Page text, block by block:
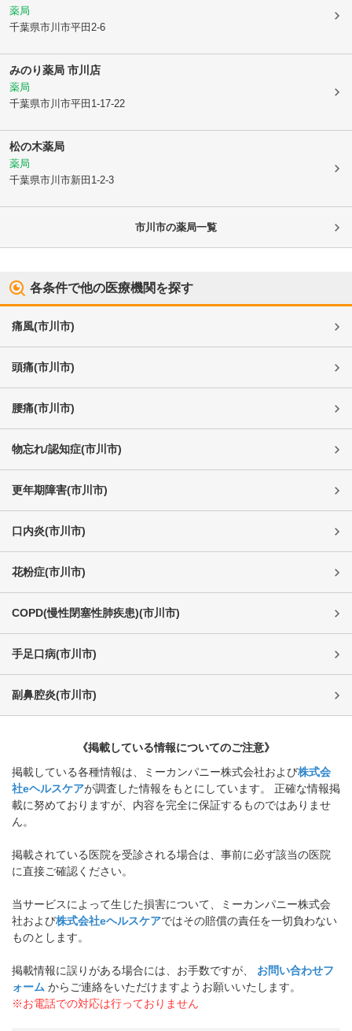
薬局
千葉県市川市平田2-6
みのり薬局 市川店
薬局
千葉県市川市平田1-17-22
松の木薬局
薬局
千葉県市川市新田1-2-3
市川市の薬局一覧
各条件で他の医療機関を探す
痛風(市川市)
頭痛(市川市)
腰痛(市川市)
物忘れ/認知症(市川市)
更年期障害(市川市)
口内炎(市川市)
花粉症(市川市)
COPD(慢性閉塞性肺疾患)(市川市)
手足口病(市川市)
副鼻腔炎(市川市)
《掲載している情報についてのご注意》
掲載している各種情報は、ミーカンパニー株式会社および株式会
社eヘルスケアが調査した情報をもとにしています。 正確な情報掲
載に努めておりますが、内容を完全に保証するものではありませ
ん。
掲載されている医院を受診される場合は、事前に必ず該当の医院
に直接ご確認ください。
当サービスによって生じた損害について、ミーカンパニー株式会
社および株式会社eヘルスケアではその賠償の責任を一切負わない
ものとします。
掲載情報に誤りがある場合には、お手数ですが、
お問い合わせフ
ォーム からご連絡をいただけますようお願いいたします。
※お電話での対応は行っておりません